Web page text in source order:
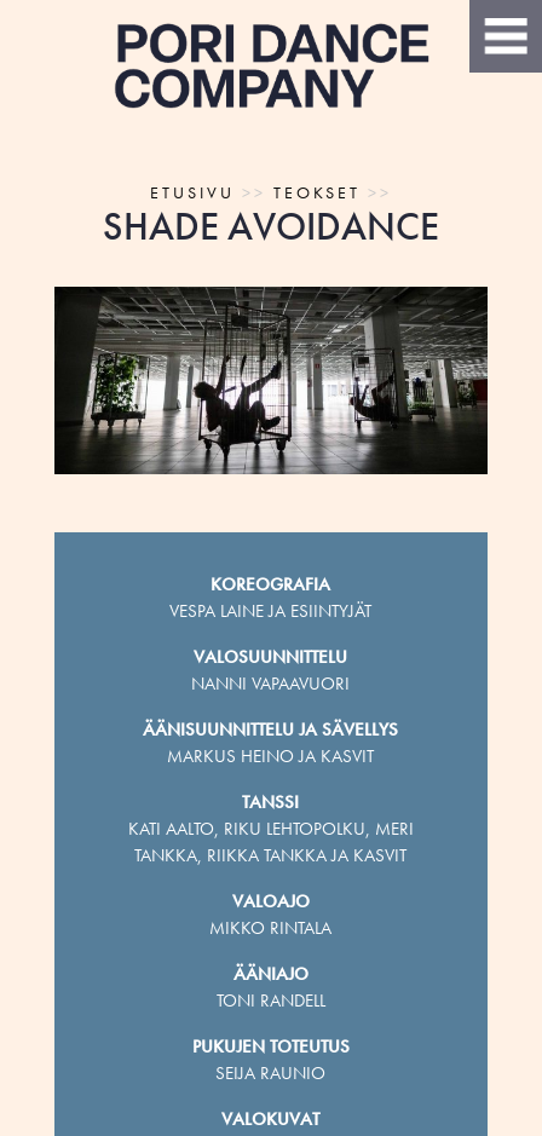
ETUSIVU >> TEOKSET >>
SHADE AVOIDANCE
KOREOGRAFIA
VESPA LAINE JA ESIINTYJÄT
VALOSUUNNITTELU
NANNI VAPAAVUORI
ÄÄNISUUNNITTELU JA SÄVELLYS
MARKUS HEINO JA KASVIT
TANSSI
KATI AALTO, RIKU LEHTOPOLKU, MERI
TANKKA, RIIKKA TANKKA JA KASVIT
VALOAJO
MIKKO RINTALA
ÄÄNIAJO
TONI RANDELL
PUKUJEN TOTEUTUS
SEIJA RAUNIO
VALOKUVAT